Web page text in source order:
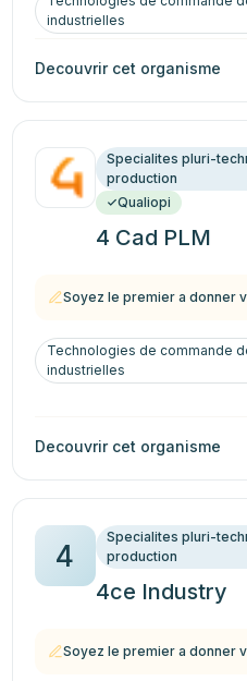
industrielles
Decouvrir cet organisme
Specialites pluri-
production
Qualiopi
4 Cad PLM
Soyez le premier a donner
Technologies de commande
industrielles
Decouvrir cet organisme
4
Specialites pluri-
production
4ce Industry
Soyez le premier a donner